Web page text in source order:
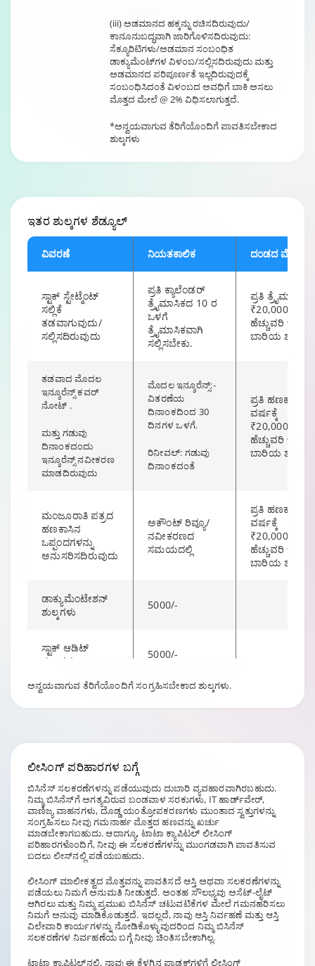
(iii) ಅಡಮಾನದ ಹಕ್ಕನ್ನು ರಚಿಸದಿರುವುದು/
ಕಾನೂನುಬದ್ಧವಾಗಿ ಜಾರಿಗೊಳಿಸದಿರುವುದು:
ಸೆಕ್ಯೂರಿಟಿಗಳು/ಅಡಮಾನ ಸಂಬಂಧಿತ
ಡಾಕ್ಯುಮೆಂಟ್‌ಗಳ ವಿಳಂಬ/ಸಲ್ಲಿಸದಿರುವುದು ಮತ್ತು
ಅಡಮಾನದ ಪರಿಪೂರ್ಣತೆ ಇಲ್ಲದಿರುವುದಕ್ಕೆ
ಸಂಬಂಧಿಸಿದಂತೆ ವಿಳಂಬದ ಅವಧಿಗೆ ಬಾಕಿ ಅಸಲು
ಮೊತ್ತದ ಮೇಲೆ @ 2% ವಿಧಿಸಲಾಗುತ್ತದೆ.
*ಅನ್ವಯವಾಗುವ ತೆರಿಗೆಯೊಂದಿಗೆ ಪಾವತಿಸಬೇಕಾದ
ಶುಲ್ಕಗಳು
ಇತರ ಶುಲ್ಕಗಳ ಶೆಡ್ಯೂಲ್
ವಿವರಣೆ ನಿಯತಕಾಲಿಕ ದಂಡದ ಮೊತ್ತ
ಸ್ಟಾಕ್ ಸ್ಟೇಟ್ಮೆಂಟ್
ಸಲ್ಲಿಕೆ
ತಡವಾಗುವುದು/
ಸಲ್ಲಿಸದಿರುವುದು
ಪ್ರತಿ ಕ್ಯಾಲೆಂಡರ್
ತ್ರೈಮಾಸಿಕದ 10 ರ
ಒಳಗೆ
ತ್ರೈಮಾಸಿಕವಾಗಿ
ಸಲ್ಲಿಸಬೇಕು.
ಪ್ರತಿ ತ್ರೈಮಾಸಿಕಕ್ಕೆ
₹20,000/-
ಹೆಚ್ಚುವರಿ ಒಂದು
ಬಾರಿಯ ಶುಲ್ಕ
ತಡವಾದ ಮೊದಲ
ಇನ್ಶೂರೆನ್ಸ್ ಕವರ್
ನೋಟ್ .
ಮತ್ತು ಗಡುವು
ದಿನಾಂಕದಂದು
ಇನ್ಶೂರೆನ್ಸ್ ನವೀಕರಣ
ಮಾಡದಿರುವುದು
ಮೊದಲ ಇನ್ಶೂರೆನ್ಸ್:-
ವಿತರಣೆಯ
ದಿನಾಂಕದಿಂದ 30
ದಿನಗಳ ಒಳಗೆ.
ರಿನೀವಲ್: ಗಡುವು
ದಿನಾಂಕದಂತೆ
ಪ್ರತಿ ಹಣಕಾಸು
ವರ್ಷಕ್ಕೆ
₹20,000/-
ಹೆಚ್ಚುವರಿ ಒಂದು
ಬಾರಿಯ ಶುಲ್ಕ
ಮಂಜೂರಾತಿ ಪತ್ರದ
ಹಣಕಾಸಿನ
ಒಪ್ಪಂದಗಳನ್ನು
ಅನುಸರಿಸದಿರುವುದು
ಅಕೌಂಟ್ ರಿವ್ಯೂ/
ನವೀಕರಣದ
ಸಮಯದಲ್ಲಿ
ಪ್ರತಿ ಹಣಕಾಸು
ವರ್ಷಕ್ಕೆ
₹20,000/-
ಹೆಚ್ಚುವರಿ ಒಂದು
ಬಾರಿಯ ಶುಲ್ಕ
ಡಾಕ್ಯುಮೆಂಟೇಶನ್
ಶುಲ್ಕಗಳು
5000/-
ಸ್ಟಾಕ್ ಆಡಿಟ್
ಶುಲ್ಕಗಳು
5000/-
ROC ಮತ್ತು
ಮೌಲ್ಯಮಾಪನ
ಶುಲ್ಕಗಳು
TSR ಶುಲ್ಕಗಳು /
ಶೀರ್ಷಿಕೆ ಹುಡುಕಾಟ
ಶುಲ್ಕಗಳು
ವಾಸ್ತವಿಕ ಆಧಾರದ
ಮೇಲೆ
ಸೆಕ್ಯೂರಿಟಿ ಟ್ರಸ್ಟ್
ಅನ್ವಯವಾಗುವ ತೆರಿಗೆಯೊಂದಿಗೆ ಸಂಗ್ರಹಿಸಬೇಕಾದ ಶುಲ್ಕಗಳು.
ಲೀಸಿಂಗ್ ಪರಿಹಾರಗಳ ಬಗ್ಗೆ
ಬಿಸಿನೆಸ್ ಸಲಕರಣೆಗಳನ್ನು ಪಡೆಯುವುದು ದುಬಾರಿ ವ್ಯವಹಾರವಾಗಿರಬಹುದು.
ನಿಮ್ಮ ಬಿಸಿನೆಸ್‌ಗೆ ಅಗತ್ಯವಿರುವ ಬಂಡವಾಳ ಸರಕುಗಳು, IT ಹಾರ್ಡ್‌ವೇರ್,
ವಾಣಿಜ್ಯ ವಾಹನಗಳು, ದೊಡ್ಡ ಯಂತ್ರೋಪಕರಣಗಳು ಮುಂತಾದ ಸ್ವತ್ತುಗಳನ್ನು
ಸಂಗ್ರಹಿಸಲು ನೀವು ಗಮನಾರ್ಹ ಮೊತ್ತದ ಹಣವನ್ನು ಖರ್ಚು
ಮಾಡಬೇಕಾಗಬಹುದು. ಆದಾಗ್ಯೂ, ಟಾಟಾ ಕ್ಯಾಪಿಟಲ್ ಲೀಸಿಂಗ್
ಪರಿಹಾರಗಳೊಂದಿಗೆ, ನೀವು ಈ ಸಲಕರಣೆಗಳನ್ನು ಮುಂಗಡವಾಗಿ ಪಾವತಿಸುವ
ಬದಲು ಲೀಸ್‌ನಲ್ಲಿ ಪಡೆಯಬಹುದು.
ಲೀಸಿಂಗ್ ಮಾಲೀಕತ್ವದ ಮೊತ್ತವನ್ನು ಪಾವತಿಸದೆ ಆಸ್ತಿ ಅಥವಾ ಸಲಕರಣೆಗಳನ್ನು
ಪಡೆಯಲು ನಿಮಗೆ ಅನುಮತಿ ನೀಡುತ್ತದೆ. ಅಂತಹ ಸೌಲಭ್ಯವು ಅಸೆಟ್-ಲೈಟ್
ಆಗಿರಲು ಮತ್ತು ನಿಮ್ಮ ಪ್ರಮುಖ ಬಿಸಿನೆಸ್ ಚಟುವಟಿಕೆಗಳ ಮೇಲೆ ಗಮನಹರಿಸಲು
ನಿಮಗೆ ಅನುವು ಮಾಡಿಕೊಡುತ್ತದೆ. ಇದಲ್ಲದೆ, ನಾವು ಆಸ್ತಿ ನಿರ್ವಹಣೆ ಮತ್ತು ಆಸ್ತಿ
ವಿಲೇವಾರಿ ಕಾರ್ಯಗಳನ್ನು ನೋಡಿಕೊಳ್ಳುವುದರಿಂದ ನಿಮ್ಮ ಬಿಸಿನೆಸ್
ಸಲಕರಣೆಗಳ ನಿರ್ವಹಣೆಯ ಬಗ್ಗೆ ನೀವು ಚಿಂತಿಸಬೇಕಾಗಿಲ್ಲ.
ಟಾಟಾ ಕ್ಯಾಪಿಟಲ್‌ನಲ್ಲಿ, ನಾವು ಈ ಕೆಳಗಿನ ಪ್ರಾಡಕ್ಟ್‌ಗಳಿಗೆ ಲೀಸಿಂಗ್